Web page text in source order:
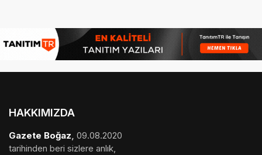
HAKKIMIZDA
Gazete Boğaz, 09.08.2020
tarihinden beri sizlere anlık,